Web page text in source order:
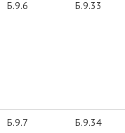
Б.9.6 Б.9.33
Б.9.7 Б.9.34